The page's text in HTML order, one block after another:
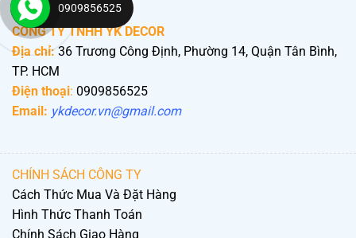
CÔNG TY TNHH YK DECOR
Địa chỉ: 36 Trương Công Định, Phường 14, Quận Tân Bình,
TP. HCM
Điện thoại: 0909856525
Email: ykdecor.vn@gmail.com
CHÍNH SÁCH CÔNG TY
Cách Thức Mua Và Đặt Hàng
Hình Thức Thanh Toán
Chính Sách Giao Hàng
0909856525